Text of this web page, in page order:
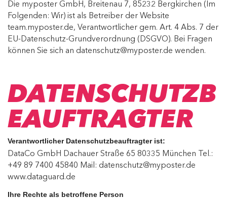
Die myposter GmbH, Breitenau 7, 85232 Bergkirchen (Im
Folgenden: Wir) ist als Betreiber der Website
team.myposter.de, Verantwortlicher gem. Art. 4 Abs. 7 der
EU-Datenschutz-Grundverordnung (DSGVO). Bei Fragen
können Sie sich an datenschutz@myposter.de wenden.
DATENSCHUTZB
EAUFTRAGTER
Verantwortlicher Datenschutzbeauftragter ist:
DataCo GmbH Dachauer Straße 65 80335 München Tel.:
+49 89 7400 45840 Mail: datenschutz@myposter.de
www.dataguard.de
Ihre Rechte als betroffene Person